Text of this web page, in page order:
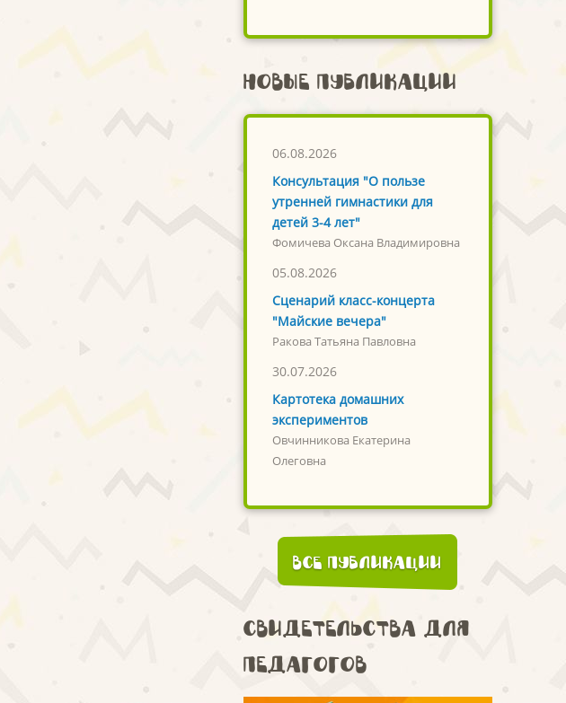
Новые публикации
06.08.2026
Консультация "О пользе
утренней гимнастики для
детей 3-4 лет"
Фомичева Оксана Владимировна
05.08.2026
Сценарий класс-концерта
"Майские вечера"
Ракова Татьяна Павловна
30.07.2026
Картотека домашних
экспериментов
Овчинникова Екатерина
Олеговна
Все публикации
Свидетельства для
педагогов